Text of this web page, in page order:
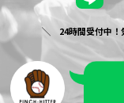
24時間受付中